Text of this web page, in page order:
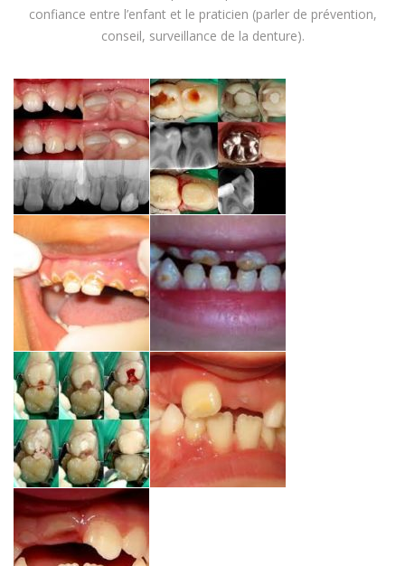
confiance entre l’enfant et le praticien (parler de prévention,
conseil, surveillance de la denture).